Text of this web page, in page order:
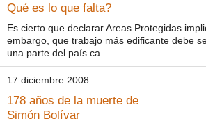
Qué es lo que falta?
Es cierto que declarar Areas Protegidas
embargo, que trabajo más edificante debe
una parte del país ca...
17 diciembre 2008
178 años de la muerte de
Simón Bolívar